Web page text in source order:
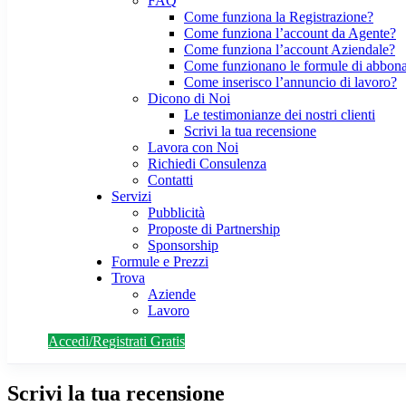
Come funziona la Registrazione?
Come funziona l’account da Agente?
Come funziona l’account Aziendale?
Come funzionano le formule di
Come inserisco l’annuncio di lavoro?
Dicono di Noi
Le testimonianze dei nostri clienti
Scrivi la tua recensione
Lavora con Noi
Richiedi Consulenza
Contatti
Servizi
Pubblicità
Proposte di Partnership
Sponsorship
Formule e Prezzi
Trova
Aziende
Lavoro
Accedi/Registrati Gratis
Scrivi la tua recensione